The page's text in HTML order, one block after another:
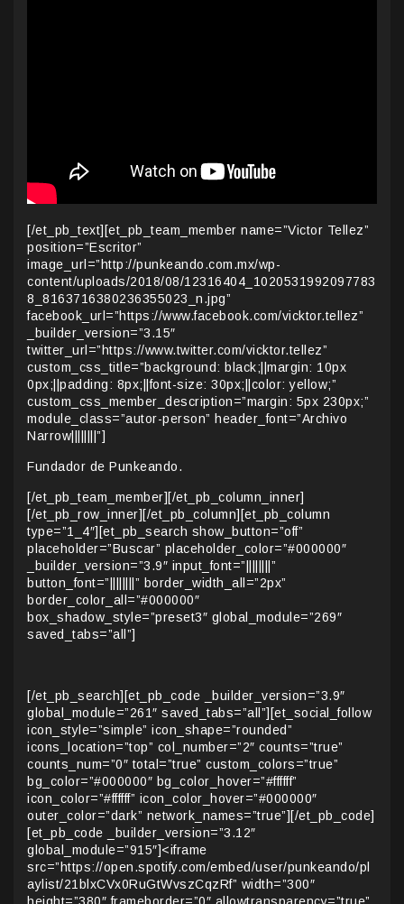
[/et_pb_text][et_pb_team_member name=”Victor Tellez”
position=”Escritor”
image_url=”http://punkeando.com.mx/wp-
content/uploads/2018/08/12316404_1020531992097783
8_8163716380236355023_n.jpg”
facebook_url=”https://www.facebook.com/vicktor.tellez”
_builder_version=”3.15″
twitter_url=”https://www.twitter.com/vicktor.tellez”
custom_css_title=”background: black;||margin: 10px
0px;||padding: 8px;||font-size: 30px;||color: yellow;”
custom_css_member_description=”margin: 5px 230px;”
module_class=”autor-person” header_font=”Archivo
Narrow||||||||”]
Fundador de Punkeando.
[/et_pb_team_member][/et_pb_column_inner]
[/et_pb_row_inner][/et_pb_column][et_pb_column
type=”1_4″][et_pb_search show_button=”off”
placeholder=”Buscar” placeholder_color=”#000000″
_builder_version=”3.9″ input_font=”||||||||”
button_font=”||||||||” border_width_all=”2px”
border_color_all=”#000000″
box_shadow_style=”preset3″ global_module=”269″
saved_tabs=”all”]
[/et_pb_search][et_pb_code _builder_version=”3.9″
global_module=”261″ saved_tabs=”all”][et_social_follow
icon_style=”simple” icon_shape=”rounded”
icons_location=”top” col_number=”2″ counts=”true”
counts_num=”0″ total=”true” custom_colors=”true”
bg_color=”#000000″ bg_color_hover=”#ffffff”
icon_color=”#ffffff” icon_color_hover=”#000000″
outer_color=”dark” network_names=”true”][/et_pb_code]
[et_pb_code _builder_version=”3.12″
global_module=”915″]<iframe
src=”https://open.spotify.com/embed/user/punkeando/pl
aylist/21blxCVx0RuGtWvszCqzRf” width=”300″